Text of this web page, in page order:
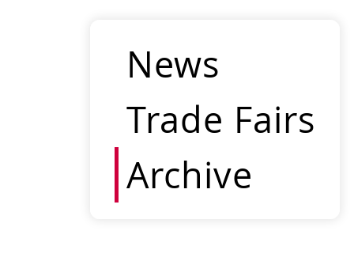
News
Trade Fairs
Archive